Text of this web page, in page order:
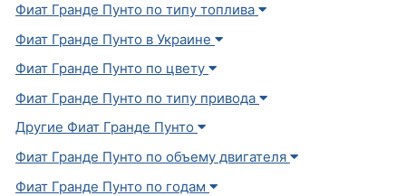
Фиат Гранде Пунто по типу топлива
Фиат Гранде Пунто в Украине
Фиат Гранде Пунто по цвету
Фиат Гранде Пунто по типу привода
Другие Фиат Гранде Пунто
Фиат Гранде Пунто по объему двигателя
Фиат Гранде Пунто по годам